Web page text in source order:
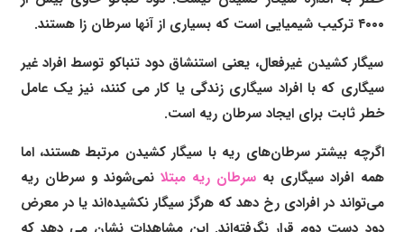
۴۰۰۰ ترکیب شیمیایی است که بسیاری از آنها سرطان زا هستند.
سیگار کشیدن غیرفعال، یعنی استنشاق دود تنباکو توسط افراد غیر
سیگاری که با افراد سیگاری زندگی یا کار می کنند، نیز یک عامل
خطر ثابت برای ایجاد سرطان ریه است.
اگرچه بیشتر سرطان‌های ریه با سیگار کشیدن مرتبط هستند، اما
همه افراد سیگاری به سرطان ریه مبتلا نمی‌شوند و سرطان ریه
می‌تواند در افرادی رخ دهد که هرگز سیگار نکشیده‌اند یا در معرض